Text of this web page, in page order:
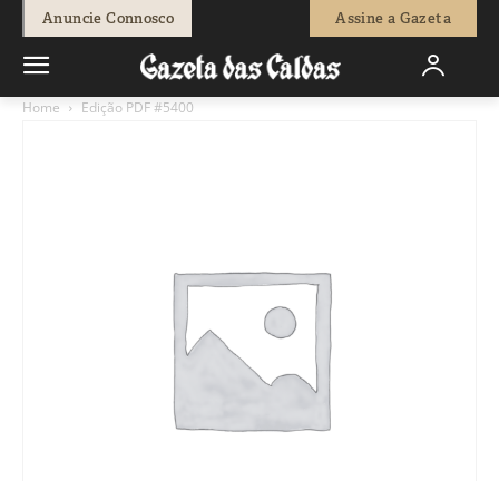
Anuncie Connosco Assine a Gazeta
Home Edição PDF #5400